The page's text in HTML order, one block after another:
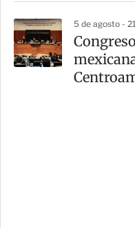
5 de agosto -